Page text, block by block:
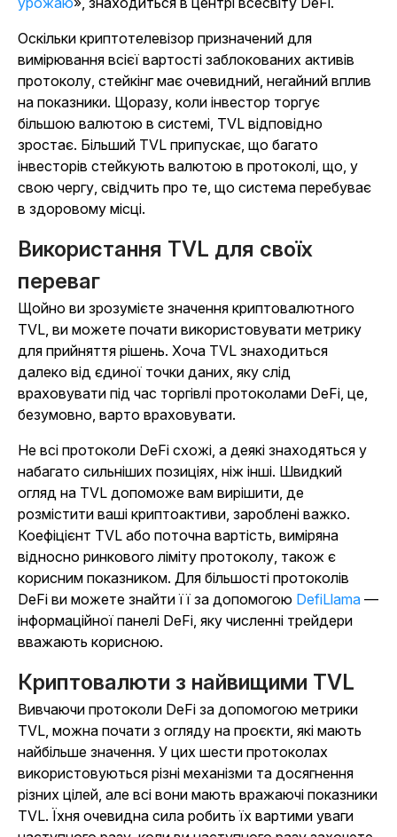
Оскільки криптотелевізор призначений для
вимірювання всієї вартості заблокованих активів
протоколу, стейкінг має очевидний, негайний вплив
на показники. Щоразу, коли інвестор торгує
більшою валютою в системі, TVL відповідно
зростає. Більший TVL припускає, що багато
інвесторів стейкують валютою в протоколі, що, у
свою чергу, свідчить про те, що система перебуває
в здоровому місці.
Використання TVL для своїх
переваг
Щойно ви зрозумієте значення криптовалютного
TVL, ви можете почати використовувати метрику
для прийняття рішень. Хоча TVL знаходиться
далеко від єдиної точки даних, яку слід
враховувати під час торгівлі протоколами DeFi, це,
безумовно, варто враховувати.
Не всі протоколи DeFi схожі, а деякі знаходяться у
набагато сильніших позиціях, ніж інші. Швидкий
огляд на TVL допоможе вам вирішити, де
розмістити ваші криптоактиви, зароблені важко.
Коефіцієнт TVL або поточна вартість, виміряна
відносно ринкового ліміту протоколу, також є
корисним показником. Для більшості протоколів
DeFi ви можете знайти її за допомогою DefiLlama —
інформаційної панелі DeFi, яку численні трейдери
вважають корисною.
Криптовалюти з найвищими TVL
Вивчаючи протоколи DeFi за допомогою метрики
TVL, можна почати з огляду на проєкти, які мають
найбільше значення. У цих шести протоколах
використовуються різні механізми та досягнення
різних цілей, але всі вони мають вражаючі показники
TVL. Їхня очевидна сила робить їх вартими уваги